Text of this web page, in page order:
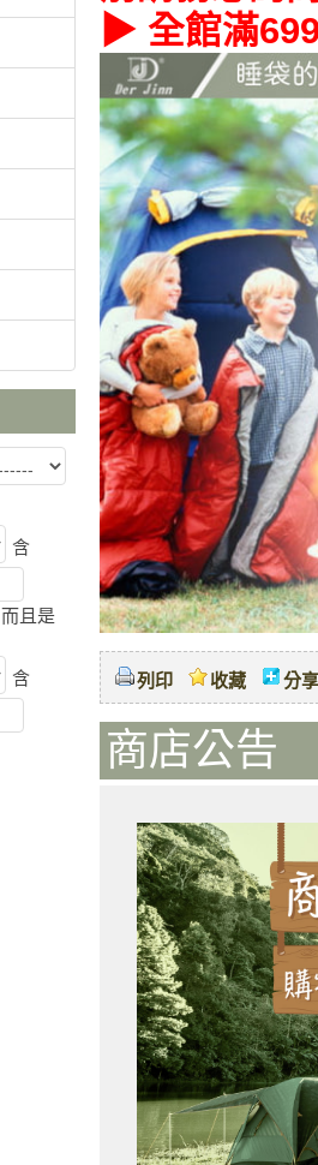
含
而且是
含
▶ 全館滿
列印 收藏 分享
商店公告